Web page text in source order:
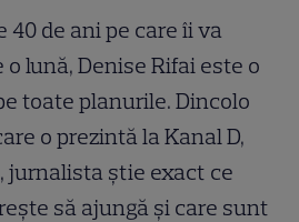
40 de ani pe care îi va
lună, Denise Rifai este o
toate planurile. Dincolo
o prezintă la Kanal D,
jurnalista știe exact ce
să ajungă și care sunt